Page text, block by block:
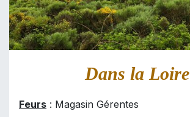
Dans la Loire
Feurs : Magasin Gérentes